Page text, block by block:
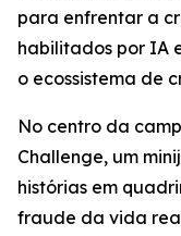
para enfrentar a
habilitados por IA
o ecossistema de
No centro da
Challenge, um
histórias em
fraude da vida